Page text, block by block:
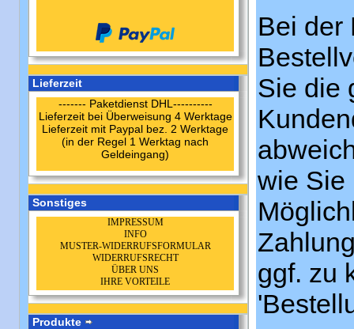
Lieferzeit
------- Paketdienst DHL----------
Lieferzeit bei Überweisung 4 Werktage
Lieferzeit mit Paypal bez. 2 Werktage
(in der Regel 1 Werktag nach
Geldeingang)
Sonstiges
IMPRESSUM
INFO
MUSTER-WIDERRUFSFORMULAR
WIDERRUFSRECHT
ÜBER UNS
IHRE VORTEILE
Produkte
Bei der
Sie die
wie Sie
ggf. zu